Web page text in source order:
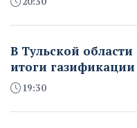
В Тульской
итоги газификации
19:30